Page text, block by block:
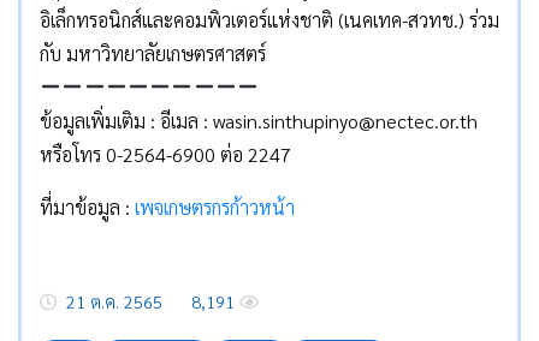
อิเล็กทรอนิกส์และคอมพิวเตอร์แห่งชาติ (เนคเทค-สวทช.) ร่วม
กับ มหาวิทยาลัยเกษตรศาสตร์
ข้อมูลเพิ่มเติม : อีเมล : wasin.sinthupinyo@nectec.or.th
หรือโทร 0-2564-6900 ต่อ 2247
ที่มาข้อมูล : เพจเกษตรกรก้าวหน้า
21 ต.ค. 2565 8,191